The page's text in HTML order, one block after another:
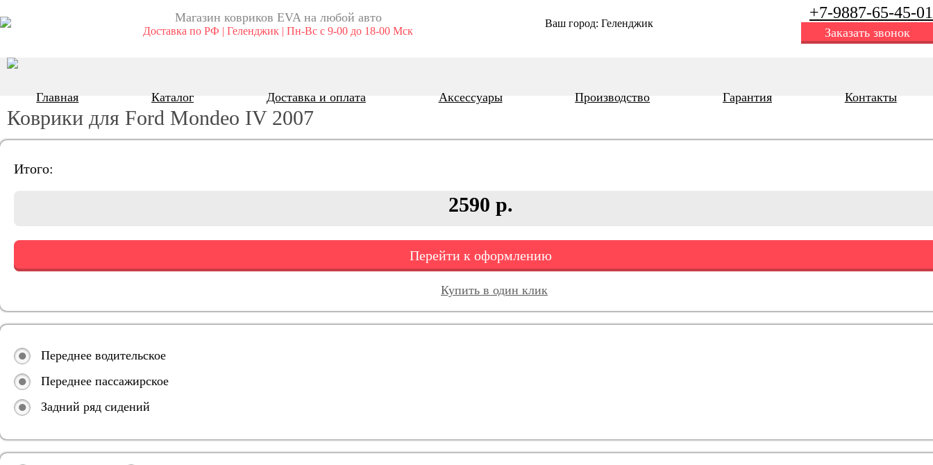
Магазин ковриков EVA ​на любой авто
Доставка по РФ | Геленджик | Пн-Вс с 9-00 до 18-00 Мск
Ваш город: Геленджик
+7-9887-65-45-01
Заказать звонок
Главная Каталог Доставка и оплата Аксессуары Производство Гарантия Контакты
Коврики для Ford Mondeo IV 2007
Итого:
2590 р.
Перейти к оформлению
Купить в один клик
Переднее водительское
Переднее пассажирское
Задний ряд сидений